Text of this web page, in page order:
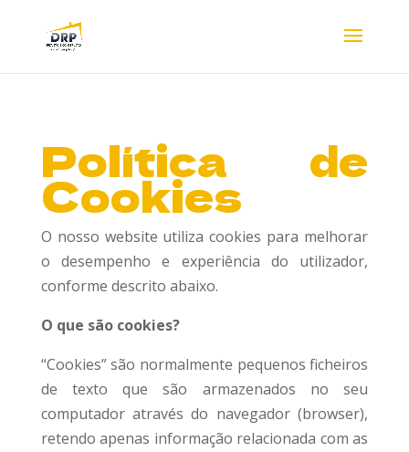
Política de
Cookies
O nosso website utiliza cookies para melhorar
o desempenho e experiência do utilizador,
conforme descrito abaixo.
O que são cookies?
“Cookies” são normalmente pequenos ficheiros
de texto que são armazenados no seu
computador através do navegador (browser),
retendo apenas informação relacionada com as